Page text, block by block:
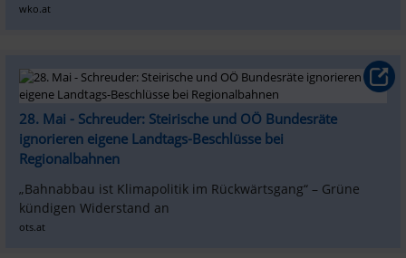
wko.at
28. Mai - Schreuder: Steirische und OÖ Bundesräte
ignorieren eigene Landtags-Beschlüsse bei
Regionalbahnen
„Bahnabbau ist Klimapolitik im Rückwärtsgang“ – Grüne
kündigen Widerstand an
ots.at